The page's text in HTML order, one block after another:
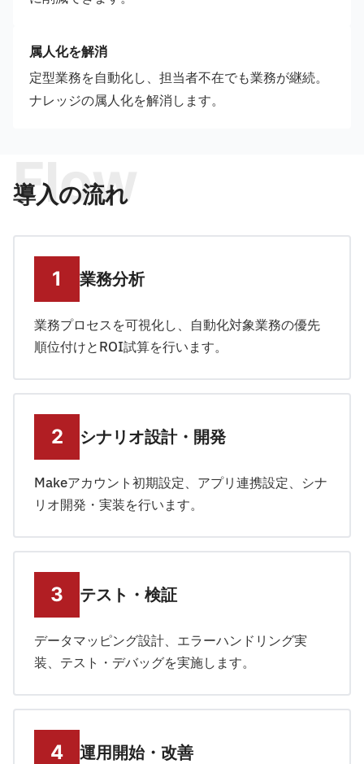
属人化を解消
定型業務を自動化し、担当者不在でも業務が継続。
ナレッジの属人化を解消します。
導入の流れ
Flow
業務分析
業務プロセスを可視化し、自動化対象業務の優先
順位付けとROI試算を行います。
シナリオ設計・開発
Makeアカウント初期設定、アプリ連携設定、シナ
リオ開発・実装を行います。
テスト・検証
データマッピング設計、エラーハンドリング実
装、テスト・デバッグを実施します。
運用開始・改善